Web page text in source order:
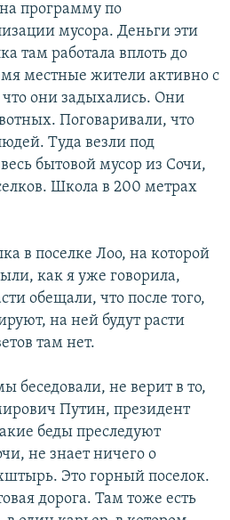
программу по
мусора. Деньги эти
там работала вплоть до
местные жители активно с
они задыхались. Они
Поговаривали, что
Туда везли под
бытовой мусор из Сочи,
Школа в 200 метрах
в поселке Лоо, на которой
как я уже говорила,
обещали, что после того,
на ней будут расти
там нет.
беседовали, не верит в то,
Путин, президент
беды преследуют
не знает ничего о
Это горный поселок.
дорога. Там тоже есть